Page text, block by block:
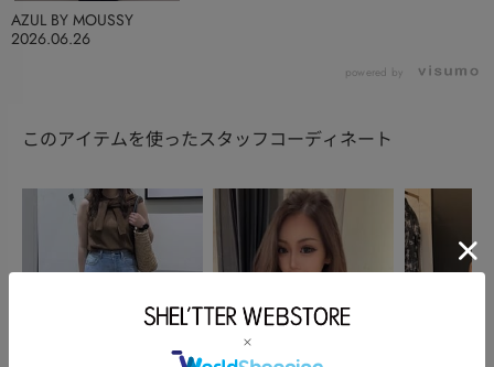
2026.06.26
AZUL BY MOUSSY
powered by
このアイテムを使ったスタッフコーディネート